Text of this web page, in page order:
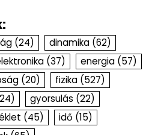
(24) dinamika (62)
(37) energia (57)
(20) fizika (527)
gyorsulás (22)
(45) idő (15)